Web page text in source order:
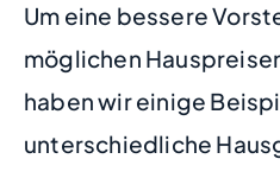
Um eine bessere
möglichen
haben wir einige
unterschiedliche